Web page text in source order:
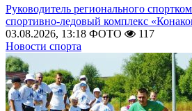
Руководитель регионального
спортивно-ледовый комплекс
03.08.2026, 13:18 ФОТО
117
Новости спорта